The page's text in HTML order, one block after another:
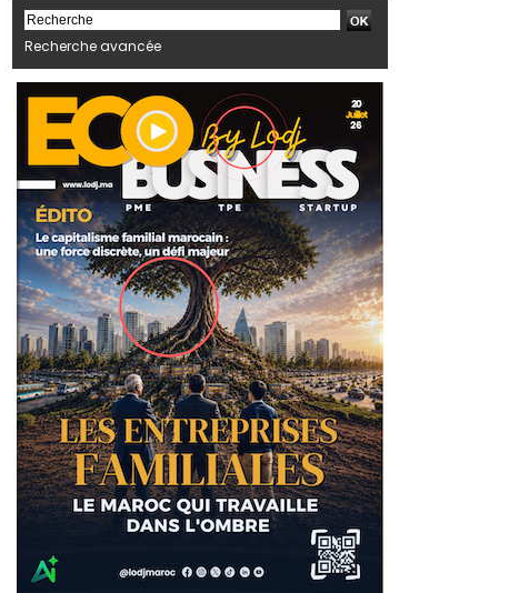
Recherche avancée